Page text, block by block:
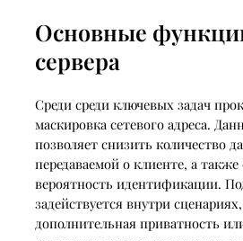
Основные
сервера
Среди среди ключевых задач
маскировка сетевого адреса.
позволяет снизить количество
передаваемой о клиенте, а
вероятность идентификации.
задействуется внутри
дополнительная приватность